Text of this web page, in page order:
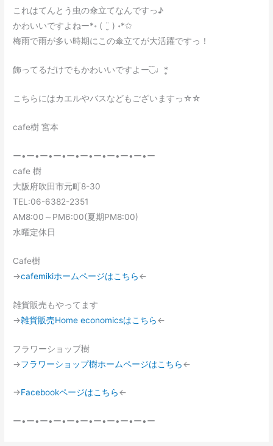
これはてんとう虫の傘立てなんですっ♪
かわいいですよねー*॰ ( ¨̮ ) ॰*✩
梅雨で雨が多い時期にこの傘立てが大活躍ですっ！
飾ってるだけでもかわいいですよー◟̆◞̆♩*̣̥
こちらにはカエルやバスなどもございますっ☆☆
cafe樹 宮本
ー•ー•ー•ー•ー•ー•ー•ー•ー•ー•ー
cafe 樹
大阪府吹田市元町8-30
TEL:06-6382-2351
AM8:00～PM6:00(夏期PM8:00)
水曜定休日
Cafe樹
→cafemikiホームページはこちら←
雑貨販売もやってます
→雑貨販売Home economicsはこちら←
フラワーショップ樹
→フラワーショップ樹ホームページはこちら←
→Facebookページはこちら←
ー•ー•ー•ー•ー•ー•ー•ー•ー•ー•ー